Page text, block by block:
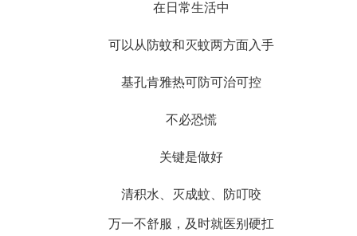
在日常生活中
可以从防蚊和灭蚊两方面入手
基孔肯雅热可防可治可控
不必恐慌
关键是做好
清积水、灭成蚊、防叮咬
万一不舒服，及时就医别硬扛